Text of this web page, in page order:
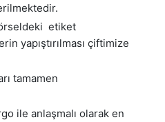
etiket
yapıştırılması çiftimize
tamamen
ile anlaşmalı olarak en